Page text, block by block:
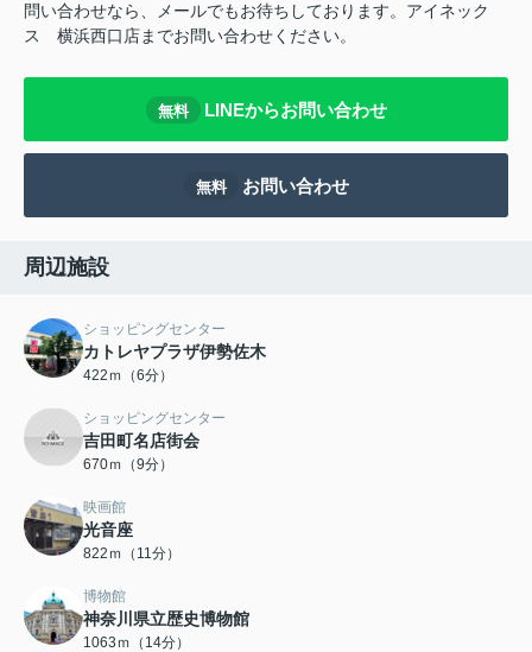
問い合わせなら、メールでもお待ちしております。アイネック
ス 横浜西口店までお問い合わせください。
無料 LINEからお問い合わせ
無料 お問い合わせ
周辺施設
ショッピングセンター
カトレヤプラザ伊勢佐木
422ｍ（6分）
ショッピングセンター
吉田町名店街会
670ｍ（9分）
映画館
光音座
822ｍ（11分）
博物館
神奈川県立歴史博物館
1063ｍ（14分）